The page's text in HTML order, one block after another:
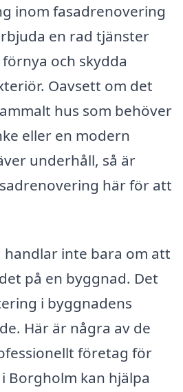
inom fasadrenovering
en rad tjänster
och skydda
Oavsett om det
hus som behöver
eller en modern
underhåll, så är
här för att
handlar inte bara om att
på en byggnad. Det
i byggnadens
Här är några av de
företag för
Borgholm kan hjälpa